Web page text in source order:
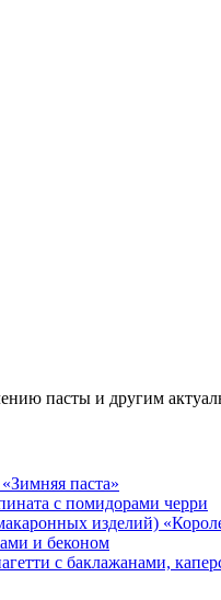
пасты и другим
паста»
с помидорами черри
изделий)
и беконом
с баклажанами,